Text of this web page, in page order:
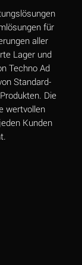
für
aller
Lager und
Techno Ad
Standard-
Die
wertvollen
Kunden